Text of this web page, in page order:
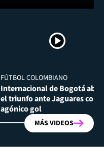
FÚTBOL COLOMBIANO
Internacional de Bogotá
el triunfo ante Jaguares con
agónico gol
MÁS VIDEOS